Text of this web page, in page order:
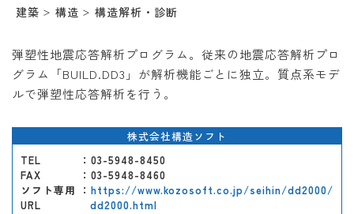
建築 構造 構造解析・診断
弾塑性地震応答解析プログラム。従来の地震応答解析プロ
グラム「BUILD.DD3」が解析機能ごとに独立。質点系モデ
ルで弾塑性応答解析を行う。
株式会社構造ソフト
TEL
：03-5948-8450
FAX
：03-5948-8460
ソフト専用
URL
： https://www.kozosoft.co.jp/seihin/dd2000/
dd2000.html